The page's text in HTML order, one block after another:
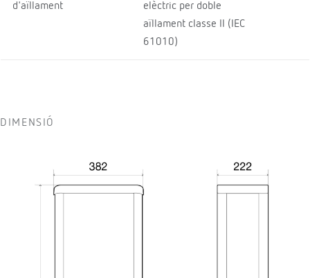
d'aïllament
elèctric per doble
aïllament classe II (IEC
61010)
DIMENSIÓ